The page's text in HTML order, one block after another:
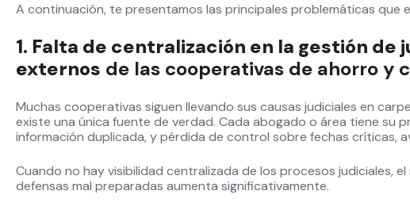
A continuación, te presentamos las principales problemáticas que
1. Falta de centralización en la gestión de
externos de las cooperativas de ahorro y
Muchas cooperativas siguen llevando sus causas judiciales en
existe una única fuente de verdad. Cada abogado o área tiene su
información duplicada, y pérdida de control sobre fechas críticas,
Cuando no hay visibilidad centralizada de los procesos judiciales,
defensas mal preparadas aumenta significativamente.